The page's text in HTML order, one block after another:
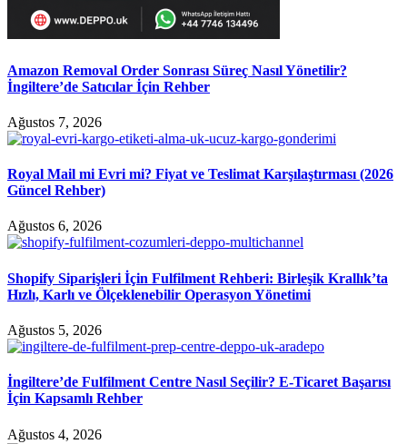
Amazon Removal Order Sonrası Süreç Nasıl Yönetilir?
İngiltere’de Satıcılar İçin Rehber
Ağustos 7, 2026
Royal Mail mi Evri mi? Fiyat ve Teslimat Karşılaştırması (2026
Güncel Rehber)
Ağustos 6, 2026
Shopify Siparişleri İçin Fulfilment Rehberi: Birleşik Krallık’ta
Hızlı, Karlı ve Ölçeklenebilir Operasyon Yönetimi
Ağustos 5, 2026
İngiltere’de Fulfilment Centre Nasıl Seçilir? E-Ticaret Başarısı
İçin Kapsamlı Rehber
Ağustos 4, 2026